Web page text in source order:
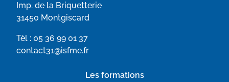
Imp. de la Briquetterie
31450 Montgiscard
Tèl : 05 36 99 01 37
contact31@isfme.fr
Les formations